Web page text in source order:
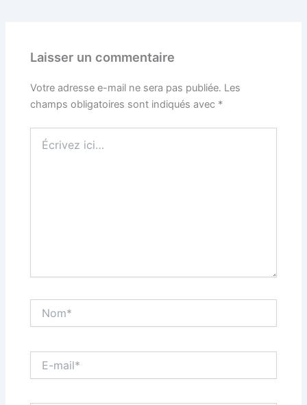
Laisser un commentaire
Votre adresse e-mail ne sera pas publiée. Les
champs obligatoires sont indiqués avec *
ici…
mail*